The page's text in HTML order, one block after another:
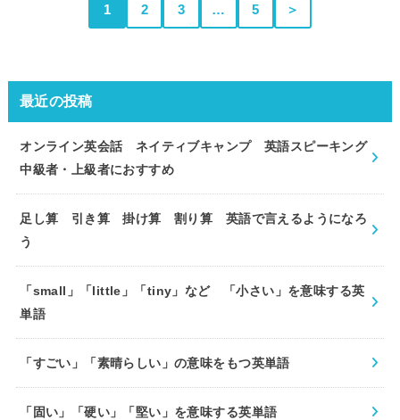
1 2 3 … 5 ＞
最近の投稿
オンライン英会話 ネイティブキャンプ 英語スピーキング
中級者・上級者におすすめ
足し算 引き算 掛け算 割り算 英語で言えるようになろ
う
「small」「little」「tiny」など 「小さい」を意味する英
単語
「すごい」「素晴らしい」の意味をもつ英単語
「固い」「硬い」「堅い」を意味する英単語